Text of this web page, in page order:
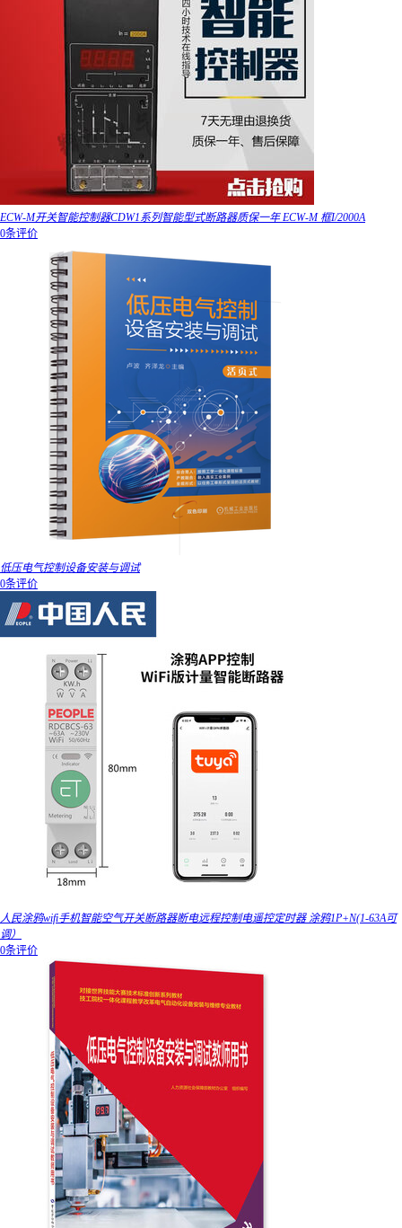
ECW-M开关智能控制器CDW1系列智能型式断路器质保一年 ECW-M 框I/2000A
0条评价
低压电气控制设备安装与调试
0条评价
人民涂鸦wifi手机智能空气开关断路器断电远程控制电遥控定时器 涂鸦1P+N(1-63A可
调）
0条评价